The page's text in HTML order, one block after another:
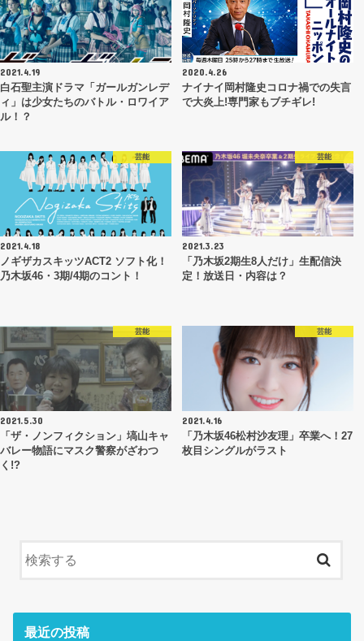
2021.4.19
白石聖主演ドラマ「ガールガンレデ
ィ」は少女たちの‎バトル・ロワイア
ル！？
2020.4.26
ナイナイ岡村隆史コロナ禍での失言
で大炎上!専門家もブチギレ!
芸能
2021.4.18
ノギザカスキッツACT2 ソフト化！
乃木坂46・3期/4期のコント！
芸能
2021.3.23
「乃木坂2期生8人だけ」生配信決
定！放送日・内容は？
芸能
2021.5.30
「ザ・ノンフィクション」塙山キャ
バレー物語にマスク警察がざわつ
く!?
芸能
2021.4.16
「乃木坂46松村沙友理」卒業へ！27
枚目シングルがラスト
最近の投稿